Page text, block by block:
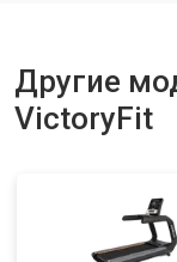
Другие
VictoryFit